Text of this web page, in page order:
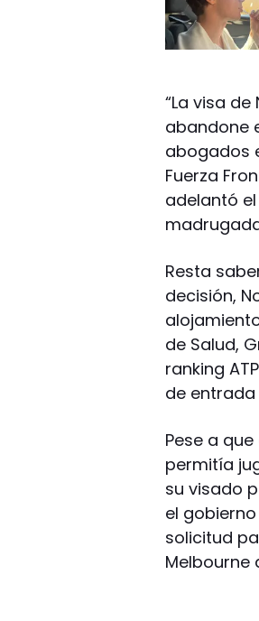
“La visa
abandone
abogados
Fuerza
adelantó
Resta
decisión,
de Salud,
ranking
de entrada
Pese a
permitía
su visado
el
solicitud
Melbourne